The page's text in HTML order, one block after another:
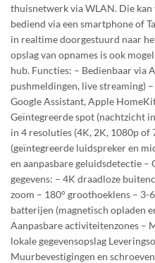
thuisnetwerk via WLAN. Die
bediend via een smartphone of
in realtime doorgestuurd naar
opslag van opnames is ook
hub. Functies: – Bedienbaar via
pushmeldingen, live streaming)
Google Assistant, Apple
Geïntegreerde spot (nachtzicht
in 4 resoluties (4K, 2K, 1080p
(geïntegreerde luidspreker en
en aanpasbare geluidsdetectie –
gegevens: – 4K draadloze
zoom – 180° groothoeklens – 3-
batterijen (magnetisch opladen
Aanpasbare activiteitenzones –
lokale gegevensopslag
Muurbevestigingen en